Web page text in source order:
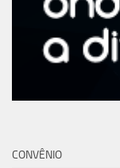
CONVÊNIO